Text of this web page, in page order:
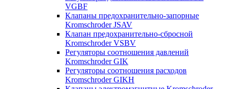
VGBF
Клапаны предохранительно-запорные
Kromschroder JSAV
Клапан предохранительно-сбросной
Kromschroder VSBV
Регуляторы соотношения давлений
Kromschroder GIK
Регуляторы соотношения расходов
Kromschroder GIKH